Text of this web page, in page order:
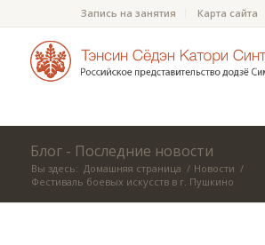
Запись на занятия Карта сайта
Блог - Последние новости
Вы здесь: Домашняя страница / Новости /
Фестиваль боевых искусств в г. Пушкино